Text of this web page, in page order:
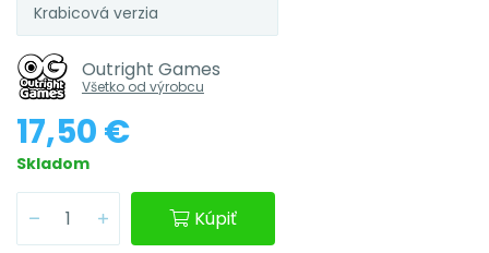
Krabicová verzia
Outright Games
Všetko od výrobcu
17,50 €
Skladom
Kúpiť